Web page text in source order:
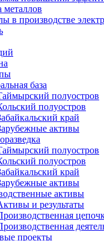
в производстве
база
полуостров
полуостров
край
активы
полуостров
полуостров
край
активы
активы
и результаты
проекты